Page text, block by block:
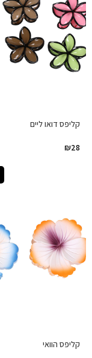
קליפס דואו ליים
₪28
קליפס הוואי